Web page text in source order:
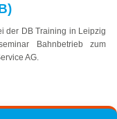
der DB Training in Leipzig
Bahnbetrieb zum
AG.